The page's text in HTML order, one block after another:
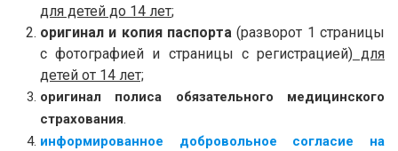
для детей до 14 лет;
оригинал и копия паспорта (разворот 1 страницы
с фотографией и страницы с регистрацией)для
детей от 14 лет;
оригинал полиса обязательного медицинского
страхования.
информированное добровольное согласие на